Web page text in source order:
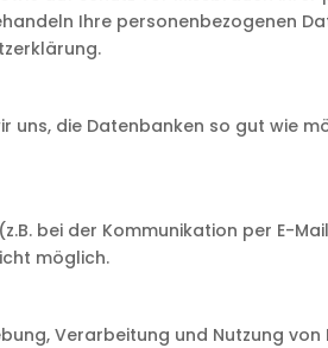
Ihre personenbezogenen
uns, die Datenbanken so gut wie
bei der Kommunikation per E-
möglich.
Verarbeitung und Nutzung